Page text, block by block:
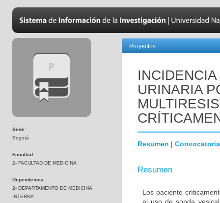
Sede:
Bogotá
Facultad:
2- FACULTAD DE MEDICINA
Dependencia:
2- DEPARTAMENTO DE MEDICINA
INTERNA
Proyectos
URINARIA
Resumen | Convocatoria
Resumen
Los paciente